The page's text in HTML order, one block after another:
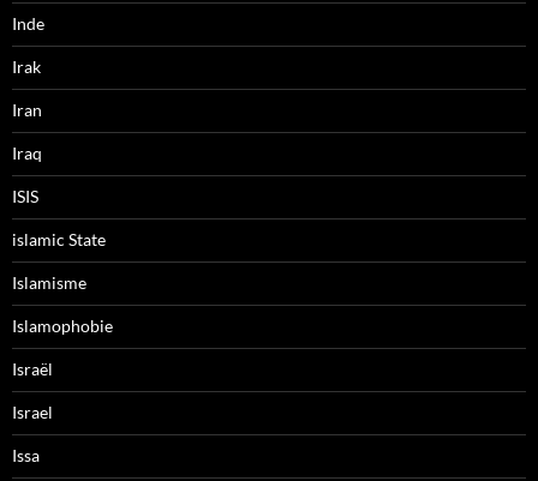
Inde
Irak
Iran
Iraq
ISIS
islamic State
Islamisme
Islamophobie
Israël
Israel
Issa